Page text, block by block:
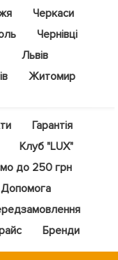
Черкаси
Чернівці
Львів
Житомир
Гарантія
Клуб "LUX"
до 250 грн
Допомога
Бренди